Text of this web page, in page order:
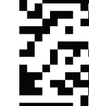
Những sáng tạo độc
Gam màu sáng
Khi khoa học -